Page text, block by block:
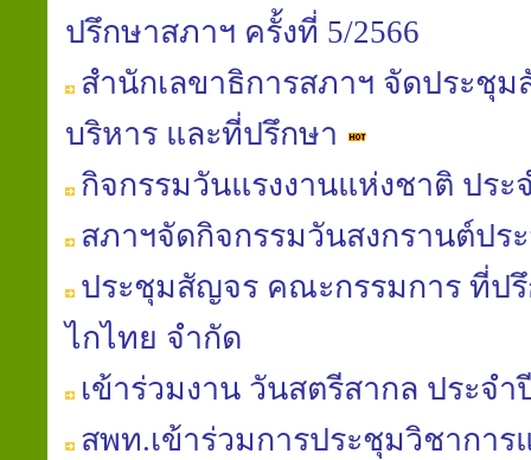
ปรึกษาสภาฯ ครั้งที่ 5/2566
สำนักเลขาธิการสภาฯ จัดประชุ
บริหาร และที่ปรึกษา
กิจกรรมวันแรงงานแห่งชาติ ประ
สภาฯจัดกิจกรรมวันสงกรานต์ปร
ประชุมสัญจร คณะกรรมการ ที่ป
ไกไทย จำกัด
เข้าร่วมงาน วันสตรีสากล ประจำ
สพท.เข้าร่วมการประชุมวิชาการ